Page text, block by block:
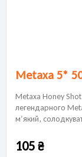
Metaxa 5*
Metaxa Honey
легендарного
м’який,
105₴